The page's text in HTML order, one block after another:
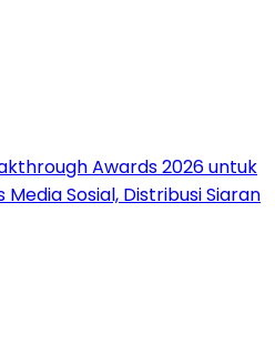
Awards 2026 untuk
Sosial, Distribusi Siaran